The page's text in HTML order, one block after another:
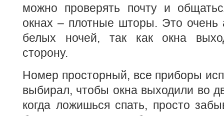
можно проверять почту и
окнах – плотные шторы. Это очень
белых ночей, так как окна
сторону.
Номер просторный, все приборы
выбирал, чтобы окна выходили во
когда ложишься спать, просто